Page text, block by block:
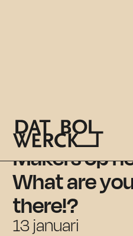
Makers op
What are
there!?
13 januari